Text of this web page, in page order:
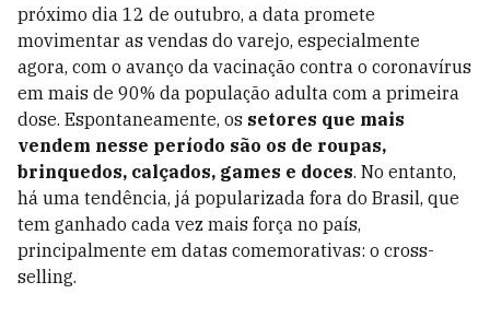
próximo dia 12 de outubro, a data promete
movimentar as vendas do varejo, especialmente
agora, com o avanço da vacinação contra o coronavírus
em mais de 90% da população adulta com a primeira
dose. Espontaneamente, os setores que mais
vendem nesse período são os de roupas,
brinquedos, calçados, games e doces. No entanto,
há uma tendência, já popularizada fora do Brasil, que
tem ganhado cada vez mais força no país,
principalmente em datas comemorativas: o cross-
selling.